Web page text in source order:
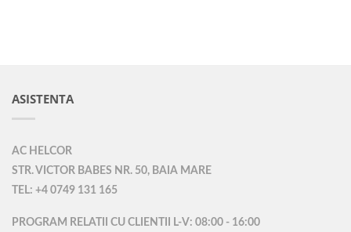
ASISTENTA
AC HELCOR
STR. VICTOR BABES NR. 50, BAIA MARE
TEL: +4 0749 131 165
PROGRAM RELATII CU CLIENTII L-V: 08:00 - 16:00